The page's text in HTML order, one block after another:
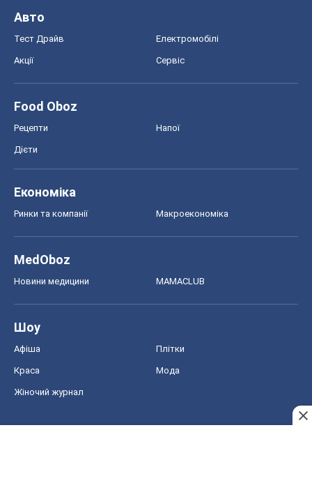
Авто
Тест Драйв Електромобілі
Акції Сервіс
Food Oboz
Рецепти Напої
Дієти
Економіка
Ринки та компанії Макроекономіка
MedOboz
Новини медицини MAMACLUB
Шоу
Афіша Плітки
Краса Мода
Жіночий журнал